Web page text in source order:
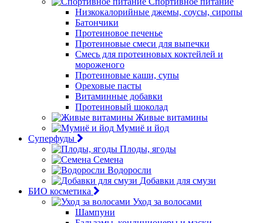
Низкокалорийные джемы, соусы, сиропы
Батончики
Протеиновое печенье
Протеиновые смеси для выпечки
Смесь для протеиновых коктейлей и
мороженого
Протеиновые каши, супы
Ореховые пасты
Витаминные добавки
Протеиновый шоколад
Живые витамины
Мумиё и йод
Суперфуды
Плоды, ягоды
Семена
Водоросли
Добавки для смузи
БИО косметика
Уход за волосами
Шампуни